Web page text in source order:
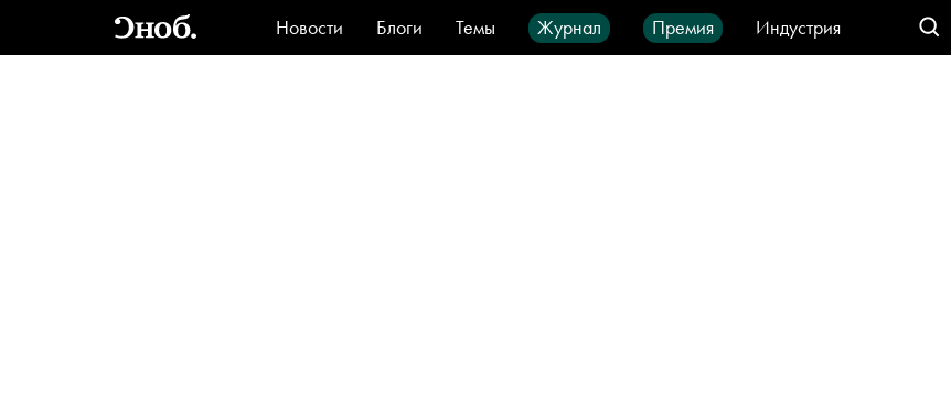
Новости Блоги Темы Журнал Премия
Индустрия
Стиль
Видео Город IT-продукты